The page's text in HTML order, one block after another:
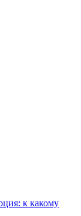
к какому